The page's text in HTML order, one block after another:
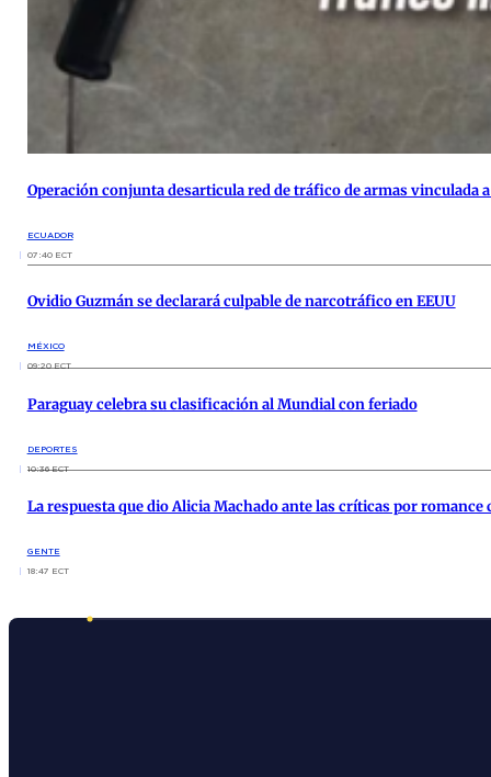
Operación conjunta desarticula red de tráfico de armas vinculada
ECUADOR
07:40 ECT
Ovidio Guzmán se declarará culpable de narcotráfico en EEUU
MÉXICO
09:20 ECT
Paraguay celebra su clasificación al Mundial con feriado
DEPORTES
10:36 ECT
La respuesta que dio Alicia Machado ante las críticas por romance
GENTE
18:47 ECT